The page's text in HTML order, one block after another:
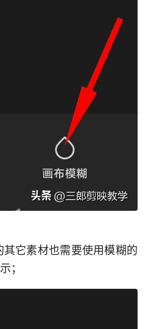
它素材也需要使用模糊的
；